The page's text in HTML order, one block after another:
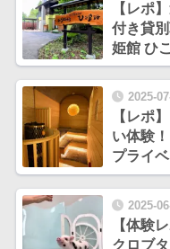
【レポ
付き貸
姫館 ひ
【PR】
2025-
【レポ
い体験
プライ
2025-
【体験
クロブ